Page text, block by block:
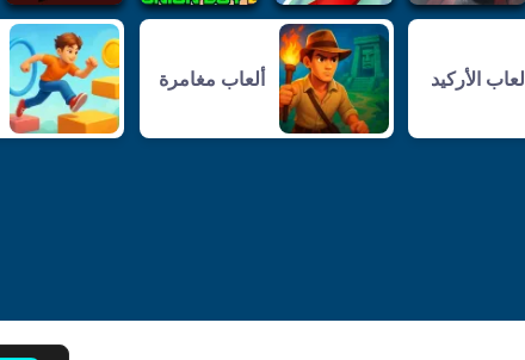
ألعاب الأركيد ألعاب مغامرة